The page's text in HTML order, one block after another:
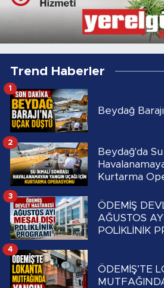
Trend Haberler
Beydağ
1
Beydağ'da
Kurtarma
2
ÖDEMİŞ
AĞUSTOS
POLİKLİNİK
3
ÖDEMİŞ’TE
4